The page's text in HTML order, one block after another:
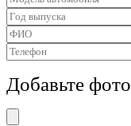
Добавьте фото